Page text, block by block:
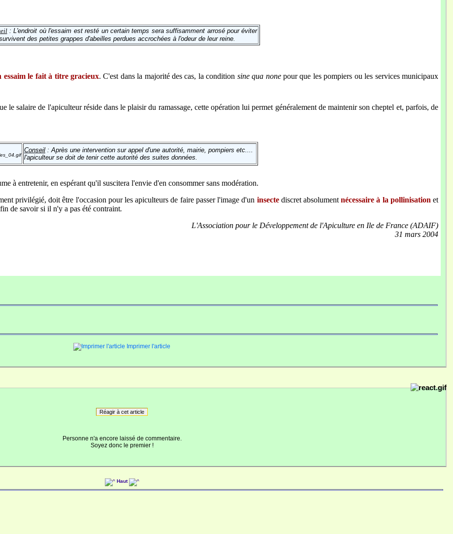
: L'endroit où l'essaim est resté un certain temps sera suffisamment arrosé pour éviter
des petites grappes d'abeilles perdues accrochées à l'odeur de leur reine.
le fait à titre gracieux. C'est dans la majorité des cas, la condition sine qua nonepour que les pompiers ou les services municipaux
le salaire de l'apiculteur réside dans le plaisir du ramassage, cette opération lui permet généralement de maintenir son cheptel et, parfois, de
Conseil : Après une intervention sur appel d'une autorité, mairie, pompiers etc....
l'apiculteur se doit de tenir cette autorité des suites données.
à entretenir, en espérant qu'il suscitera l'envie d'en consommer sans modération.
privilégié, doit être l'occasion pour les apiculteurs de faire passer l'image d'un insectediscret absolumentnécessaire à la pollinisation et
de savoir si il n'y a pas été contraint.
L'Association pour le Développement de l'Apiculture en Ile de France (ADAIF)
31 mars 2004
Imprimer l'article
Réagir à cet article
Personne n'a encore laissé de commentaire.
Soyez donc le premier !
Haut